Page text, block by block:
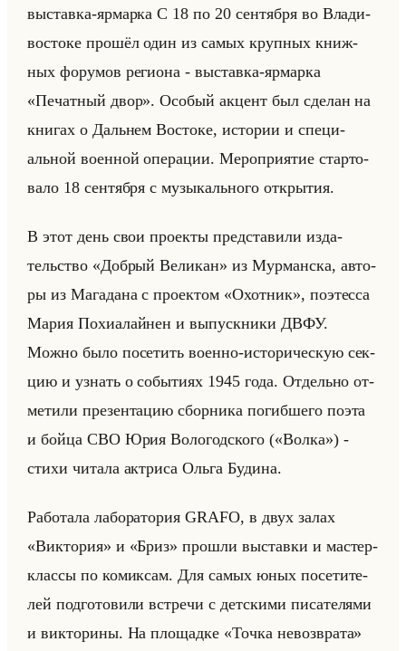
вы­став­ка-яр­мар­ка С 18 по 20 сен­тяб­ря во Вла­ди­
во­сто­ке про­шёл один из самых круп­ных книж­
ных фо­ру­мов ре­ги­она - вы­став­ка-яр­мар­ка
«Печатный двор». Осо­бый ак­цент был сде­лан на
кни­гах о Дальнем Во­сто­ке, ис­то­рии и спе­ци­
альной во­ен­ной опе­ра­ции. Ме­ро­при­ятие стар­то­
ва­ло 18 сен­тяб­ря с му­зы­кально­го от­кры­тия.
В этот день свои про­ек­ты пред­ста­ви­ли из­да­
тельство «Добрый Великан» из Мур­ман­ска, ав­то­
ры из Ма­га­да­на с про­ек­том «Охотник», по­этес­са
Мария По­хи­алайнен и вы­пуск­ни­ки ДВФУ.
Можно было по­се­тить во­ен­но-ис­то­ри­че­скую сек­
цию и узнать о со­бы­ти­ях 1945 года. От­дельно от­
ме­ти­ли пре­зен­та­цию сбор­ни­ка по­гиб­ше­го поэта
и бойца СВО Юрия Во­ло­год­ско­го («Волка») -
стихи чи­та­ла ак­три­са Ольга Бу­ди­на.
Ра­бо­та­ла ла­бо­ра­то­рия GRAFO, в двух залах
«Виктория» и «Бриз» про­шли вы­став­ки и ма­стер-
клас­сы по ко­мик­сам. Для самых юных по­се­ти­те­
лей под­го­то­ви­ли встре­чи с дет­ски­ми пи­са­те­ля­ми
и вик­то­ри­ны. На пло­щад­ке «Точка невозврата»